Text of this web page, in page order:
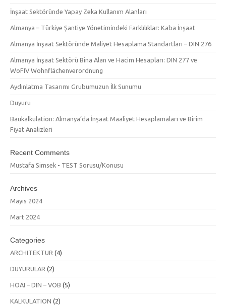
İnşaat Sektöründe Yapay Zeka Kullanım Alanları
Almanya – Türkiye Şantiye Yönetimindeki Farklılıklar: Kaba İnşaat
Almanya İnşaat Sektöründe Maliyet Hesaplama Standartları – DIN 276
Almanya İnşaat Sektörü Bina Alan ve Hacim Hesapları: DIN 277 ve
WoFIV Wohnflächenverordnung
Aydınlatma Tasarımı Grubumuzun İlk Sunumu
Duyuru
Baukalkulation: Almanya’da İnşaat Maaliyet Hesaplamaları ve Birim
Fiyat Analizleri
Recent Comments
Mustafa Simsek - TEST Sorusu/Konusu
Archives
Mayıs 2024
Mart 2024
Categories
ARCHITEKTUR (4)
DUYURULAR (2)
HOAI – DIN – VOB (5)
KALKULATION (2)